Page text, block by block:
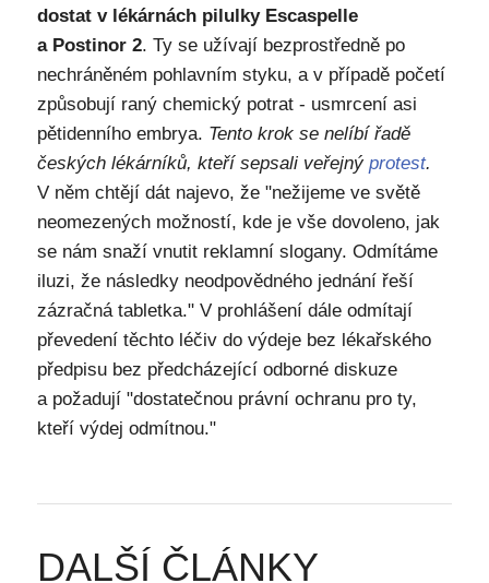
dostat v lékárnách pilulky Escaspelle
a Postinor 2. Ty se užívají bezprostředně po
nechráněném pohlavním styku, a v případě početí
způsobují raný chemický potrat - usmrcení asi
pětidenního embrya. Tento krok se nelíbí řadě
českých lékárníků, kteří sepsali veřejný protest.
V něm chtějí dát najevo, že "nežijeme ve světě
neomezených možností, kde je vše dovoleno, jak
se nám snaží vnutit reklamní slogany. Odmítáme
iluzi, že následky neodpovědného jednání řeší
zázračná tabletka." V prohlášení dále odmítají
převedení těchto léčiv do výdeje bez lékařského
předpisu bez předcházející odborné diskuze
a požadují "dostatečnou právní ochranu pro ty,
kteří výdej odmítnou."
DALŠÍ ČLÁNKY